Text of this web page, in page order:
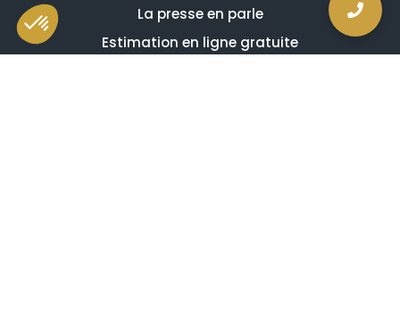
La presse en parle
Estimation en ligne gratuite